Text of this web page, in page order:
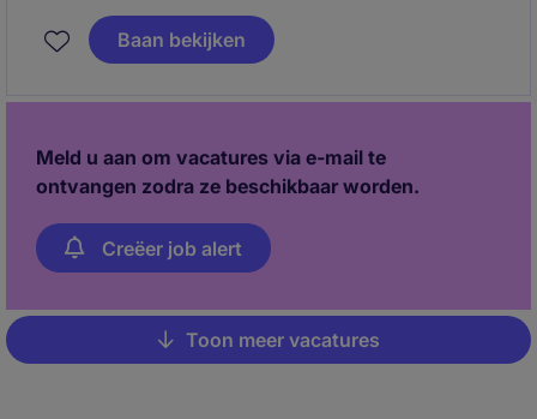
correct en overzichtelijk beschikbaar is. Je bent een
belangrijke schakel tussen administratie,
Baan bekijken
Meld u aan om vacatures via e-mail te
ontvangen zodra ze beschikbaar worden.
Creëer job alert
Pagination
Toon meer vacatures